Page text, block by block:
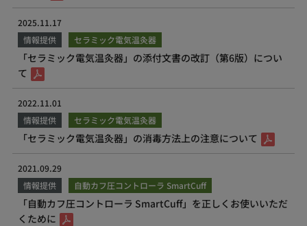
2025.11.17
情報提供
セラミック電気温灸器
「セラミック電気温灸器」の添付文書の改訂（第6版）につい
て
2022.11.01
情報提供
セラミック電気温灸器
「セラミック電気温灸器」の消毒方法上の注意について
2021.09.29
情報提供
自動カフ圧コントローラ SmartCuff
「自動カフ圧コントローラ SmartCuff」を正しくお使いいただ
くために